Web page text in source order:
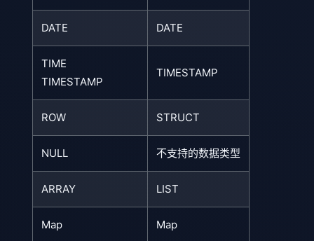
DATE DATE
TIME
TIMESTAMP
TIMESTAMP
ROW STRUCT
NULL 不支持的数据类型
ARRAY LIST
Map Map